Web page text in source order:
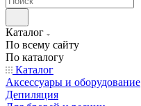
Каталог
По всему сайту
По каталогу
Каталог
Аксессуары и оборудование
Депиляция